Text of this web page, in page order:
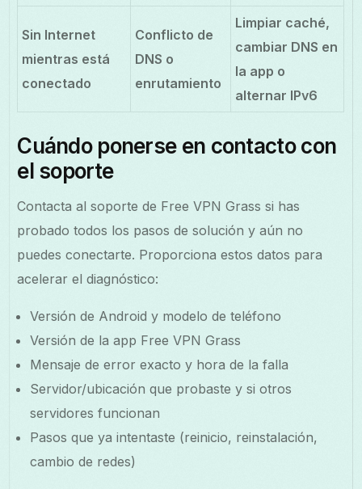
Sin Internet
mientras está
conectado
Conflicto de
DNS o
enrutamiento
Limpiar caché,
cambiar DNS en
la app o
alternar IPv6
Cuándo ponerse en contacto con
el soporte
Contacta al soporte de Free VPN Grass si has
probado todos los pasos de solución y aún no
puedes conectarte. Proporciona estos datos para
acelerar el diagnóstico:
Versión de Android y modelo de teléfono
Versión de la app Free VPN Grass
Mensaje de error exacto y hora de la falla
Servidor/ubicación que probaste y si otros
servidores funcionan
Pasos que ya intentaste (reinicio, reinstalación,
cambio de redes)